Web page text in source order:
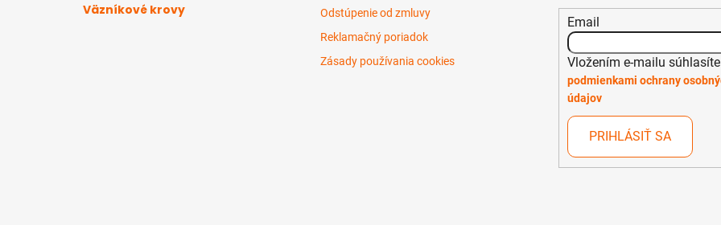
Väzníkové krovy
Odstúpenie od zmluvy
Reklamačný poriadok
Zásady používania cookies
Email
Vložením e-mailu
podmienkami ochrany
údajov
PRIHLÁSIŤ SA